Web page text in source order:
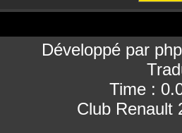
Développé par
Time :
Club Renault